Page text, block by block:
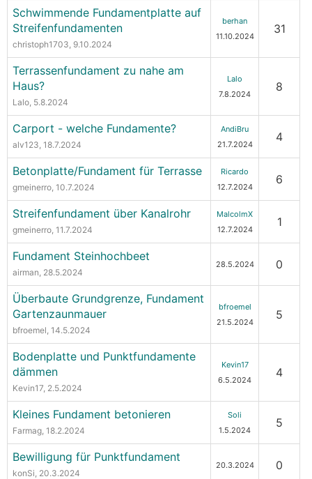
Schwimmende Fundamentplatte auf
Streifenfundamenten
christoph1703, 9.10.2024
berhan
11.10.2024
31
Terrassenfundament zu nahe am
Haus?
Lalo, 5.8.2024
Lalo
7.8.2024
8
Carport - welche Fundamente?
alv123, 18.7.2024
AndiBru
21.7.2024
4
Betonplatte/Fundament für Terrasse
gmeinerro, 10.7.2024
Ricardo
12.7.2024
6
Streifenfundament über Kanalrohr
gmeinerro, 11.7.2024
MalcolmX
12.7.2024
1
Fundament Steinhochbeet
airman, 28.5.2024
28.5.2024 0
Überbaute Grundgrenze, Fundament
Gartenzaunmauer
bfroemel, 14.5.2024
bfroemel
21.5.2024
5
Bodenplatte und Punktfundamente
dämmen
Kevin17, 2.5.2024
Kevin17
6.5.2024
4
Kleines Fundament betonieren
Farmag, 18.2.2024
Soli
1.5.2024
5
Bewilligung für Punktfundament
konSi, 20.3.2024
20.3.2024 0